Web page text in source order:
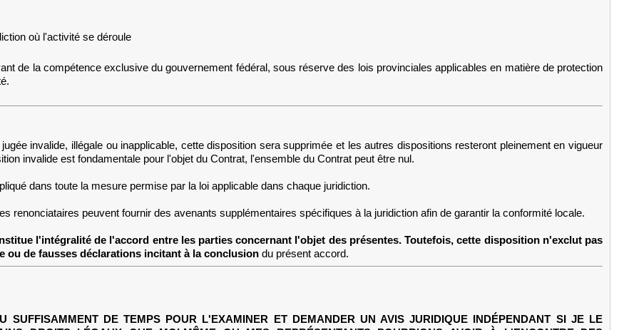
où l'activité se déroule
de la compétence exclusive du gouvernement fédéral, sous réserve des lois provinciales applicables en matière de protection
invalide, illégale ou inapplicable, cette disposition sera supprimée et les autres dispositions resteront pleinement en vigueur
invalide est fondamentale pour l'objet du Contrat, l'ensemble du Contrat peut être nul.
dans toute la mesure permise par la loi applicable dans chaque juridiction.
renonciataires peuvent fournir des avenants supplémentaires spécifiques à la juridiction afin de garantir la conformité locale.
l'intégralité de l'accord entre les parties concernant l'objet des présentes. Toutefois, cette disposition n'exclut pas
ou de fausses déclarations incitant à la conclusion du présent accord.
DE TEMPS POUR L'EXAMINER ET DEMANDER UN AVIS JURIDIQUE INDÉPENDANT SI JE LE